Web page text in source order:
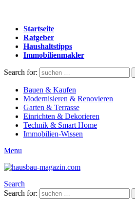
Startseite
Ratgeber
Haushaltstipps
Immobilienmakler
Search for:
Bauen & Kaufen
Modernisieren & Renovieren
Garten & Terrasse
Einrichten & Dekorieren
Technik & Smart Home
Immobilien-Wissen
Menu
Search
Search for: